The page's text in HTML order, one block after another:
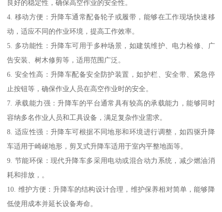
良好的稳定性，确保高空作业的安全性。
4. 移动方便：升降车通常配备轮子或履带，能够在工作现场快速移
动，适应不同的作业环境，提高工作效率。
5. 多功能性：升降车可用于多种场景，如建筑维护、电力检修、广
告安装、树木修剪等，适用范围广泛。
6. 安全性高：升降车配备安全防护装置，如护栏、安全带、紧急停
止按钮等，确保作业人员在高空作业时的安全。
7. 承载能力强：升降车的平台通常具有较高的承载能力，能够同时
容纳多名作业人员和工具设备，满足复杂作业需求。
8. 适应性强：升降车可根据不同地形和环境进行调整，如四驱升降
车适用于崎岖地形，剪叉式升降车适用于室内平整地面等。
9. 节能环保：现代升降车多采用电动或混合动力系统，减少燃油消
耗和排放，。
10. 维护方便：升降车的结构设计合理，维护保养相对简单，能够降
低使用成本并延长设备寿命。